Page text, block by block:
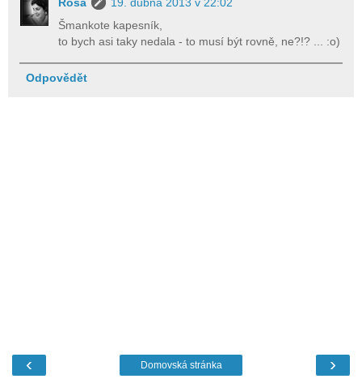
Šmankote kapesník,
to bych asi taky nedala - to musí být rovně, ne?!? ... :o)
Odpovědět
‹ ›
Domovská stránka